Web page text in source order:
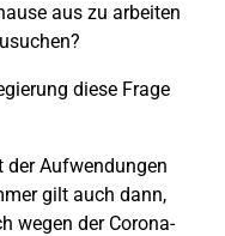
aus zu arbeiten
diese Frage
der Aufwendungen
gilt auch dann,
wegen der Corona-